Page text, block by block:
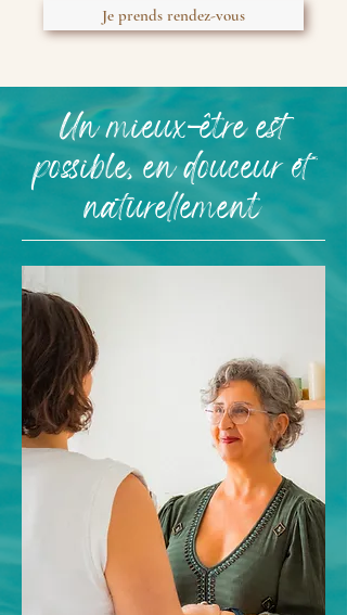
Je prends rendez-vous
Un mieux-être est
possible, en douceur et
naturellement